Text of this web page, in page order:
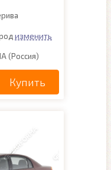
изменить
(Россия)
Купить